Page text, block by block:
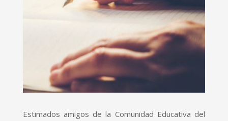
Estimados amigos de la Comunidad Educativa del